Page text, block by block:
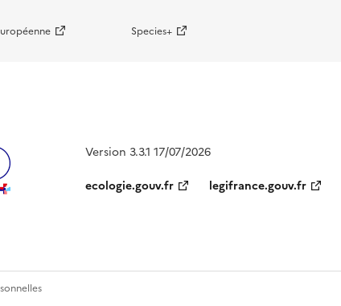
Species+
Version 3.3.1 17/07/2026
ecologie.gouv.fr
legifrance.gouv.fr